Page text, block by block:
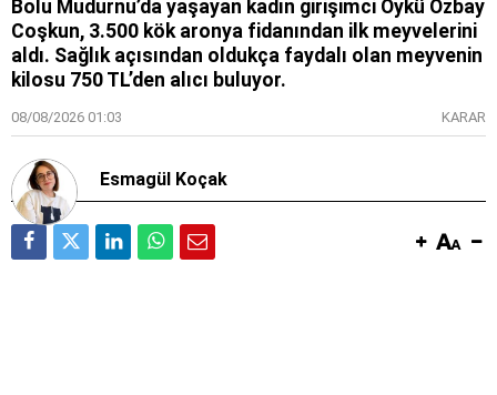
Bolu Mudurnu’da yaşayan kadın girişimci Öykü Özbay
Coşkun, 3.500 kök aronya fidanından ilk meyvelerini
aldı. Sağlık açısından oldukça faydalı olan meyvenin
kilosu 750 TL’den alıcı buluyor.
08/08/2026 01:03 KARAR
Esmagül Koçak